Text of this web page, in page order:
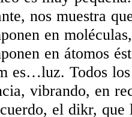
nos muestra
en
en átomos
es…luz. Todos
vibrando, en
el dikr,